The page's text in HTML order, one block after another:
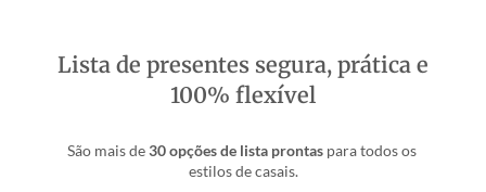
Lista de presentes segura, prática e
100% flexível
São mais de 30 opções de lista prontas para todos os
estilos de casais.